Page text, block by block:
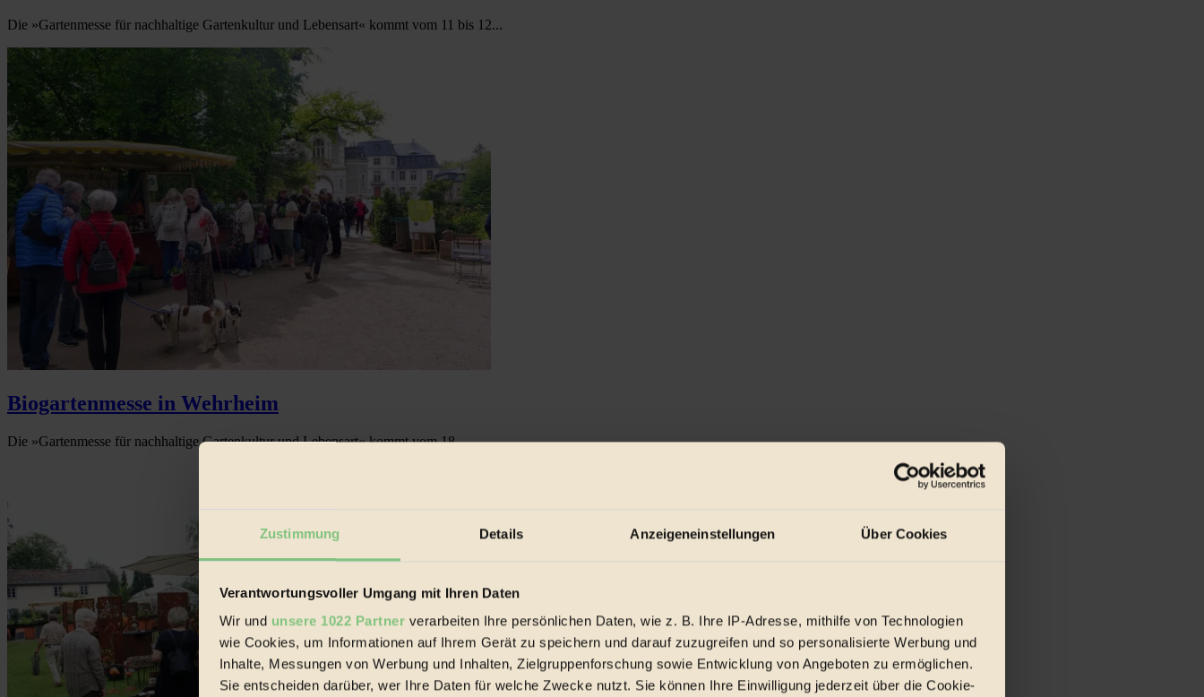
Zustimmung Details Anzeigeneinstellungen Über Cookies
Verantwortungsvoller Umgang mit Ihren Daten
Wir und unsere 1022 Partner verarbeiten Ihre persönlichen Daten, wie z. B. Ihre IP-Adresse, mithilfe von Technologien
wie Cookies, um Informationen auf Ihrem Gerät zu speichern und darauf zuzugreifen und so personalisierte Werbung und
Inhalte, Messungen von Werbung und Inhalten, Zielgruppenforschung sowie Entwicklung von Angeboten zu ermöglichen.
Sie entscheiden darüber, wer Ihre Daten für welche Zwecke nutzt. Sie können Ihre Einwilligung jederzeit über die Cookie-
Die »Gartenmesse für nachhaltige Gartenkultur und Lebensart« kommt vom 11 bis 12...
Biogartenmesse in Wehrheim
Die »Gartenmesse für nachhaltige Gartenkultur und Lebensart« kommt vom 18...